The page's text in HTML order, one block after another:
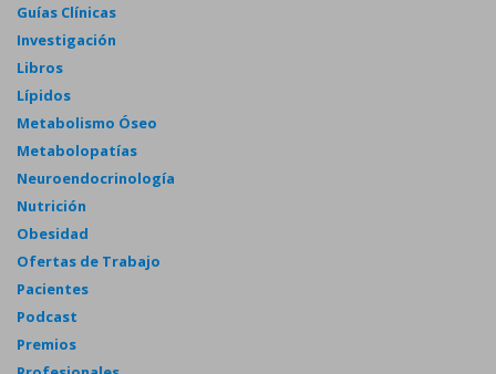
Guías Clínicas
Investigación
Libros
Lípidos
Metabolismo Óseo
Metabolopatías
Neuroendocrinología
Nutrición
Obesidad
Ofertas de Trabajo
Pacientes
Podcast
Premios